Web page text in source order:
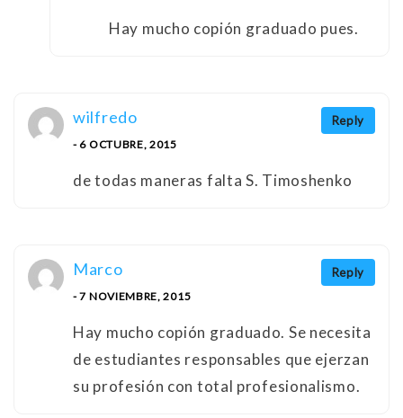
Hay mucho copión graduado pues.
Reply
wilfredo
- 6 OCTUBRE, 2015
de todas maneras falta S. Timoshenko
Reply
Marco
- 7 NOVIEMBRE, 2015
Hay mucho copión graduado. Se necesita
de estudiantes responsables que ejerzan
su profesión con total profesionalismo.